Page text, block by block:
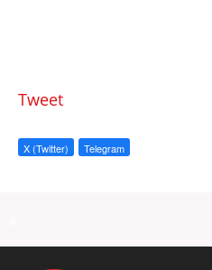
Tweet
X (Twitter) Telegram